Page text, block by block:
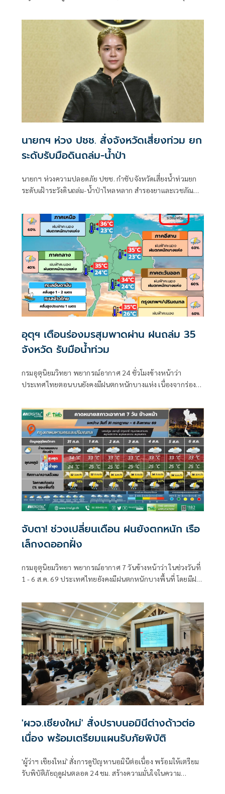
นายกฯ ห่วง ปชช. สั่งจังหวัดเสี่ยงท่วม ยก
ระดับรับมือดินถล่ม-น้ำป่า
นายกฯ ห่วงความปลอดภัย ปชช. กำชับจังหวัดเสี่ยงน้ำท่วมยก
ระดับเฝ้าระวังดินถล่ม-น้ำป่าไหลหลาก สำรองยาและเวชภัณฑ์
อุตุฯ เตือนร่องมรสุมพาดผ่าน ฝนถล่ม 35
จังหวัด รับมือน้ำท่วม
กรมอุตุนิยมวิทยา พยากรณ์อากาศ 24 ชั่วโมงข้างหน้าว่า
ประเทศไทยตอนบนยังคงมีฝนตกหนักบางแห่ง เนื่องจากร่อง
จับตา! ช่วงเปลี่ยนเดือน ฝนยังตกหนัก เรือ
เล็กงดออกฝั่ง
กรมอุตุนิยมวิทยา พยากรณ์อากาศ 7 วันข้างหน้าว่า ในช่วงวันที่
1 - 6 ส.ค. 69 ประเทศไทยยังคงมีฝนตกหนักบางพื้นที่ โดยมีฝน
'ผวจ.เชียงใหม่' สั่งปราบนอมินีต่างด้าวต่อ
เนื่อง พร้อมเตรียมแผนรับภัยพิบัติ
'ผู้ว่าฯ เชียงใหม่' สั่งการดูปัญหานอมินีต่อเนื่อง พร้อมให้เตรียม
รับพิบัติภัยฤดูฝนตลอด 24 ชม. สร้างความมั่นใจในความ